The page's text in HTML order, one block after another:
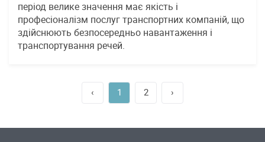
період велике значення має якість і
професіоналізм послуг транспортних компаній, що
здійснюють безпосередньо навантаження і
транспортування речей.
‹ 1 2 ›